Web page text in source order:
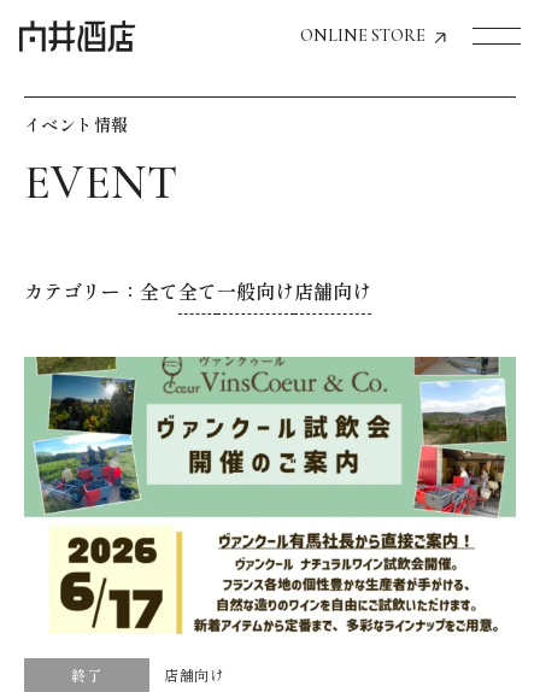
ONLINE STORE
商品情報
お気に入りリスト
お気に入り機能の活用方法
イベント情報
新着情報
会社情報
イベント情報
カテゴリー： 全て全て一般向け店舗向け
終了 店舗向け